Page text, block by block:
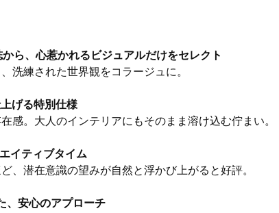
ら、心惹かれるビジュアルだけをセレクト
洗練された世界観をコラージュに。
げる特別仕様
感。大人のインテリアにもそのまま溶け込む佇まい。
イティブタイム
、潜在意識の望みが自然と浮かび上がると好評。
、安心のアプローチ